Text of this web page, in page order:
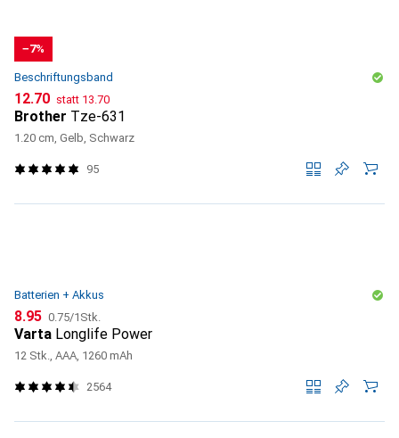
−7%
Beschriftungsband
CHF
12.70 statt CHF
13.70
Brother Tze-631
1.20 cm, Gelb, Schwarz
95
Batterien + Akkus
CHF
8.95 CHF
0.75/1Stk.
Varta Longlife Power
12 Stk., AAA, 1260 mAh
2564